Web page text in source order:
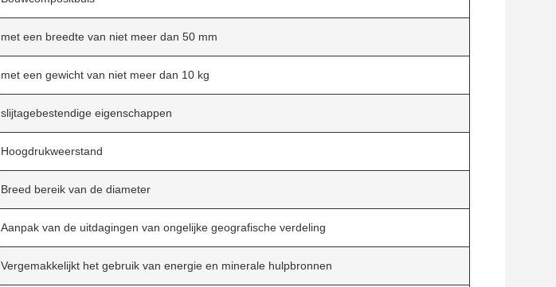
met een breedte van niet meer dan 50 mm
met een gewicht van niet meer dan 10 kg
slijtagebestendige eigenschappen
Hoogdrukweerstand
Breed bereik van de diameter
Aanpak van de uitdagingen van ongelijke geografische verdeling
Vergemakkelijkt het gebruik van energie en minerale hulpbronnen